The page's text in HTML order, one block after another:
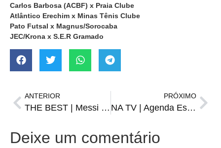
Carlos Barbosa (ACBF) x Praia Clube
Atlântico Erechim x Minas Tênis Clube
Pato Futsal x Magnus/Sorocaba
JEC/Krona x S.E.R Gramado
ANTERIOR
THE BEST | Messi conquista pela sétima vez o prêmio de melhor jogador do mundo
PRÓXIMO
NA TV | Agenda Esportiva de terça-feira, 28 de fevereiro
Deixe um comentário